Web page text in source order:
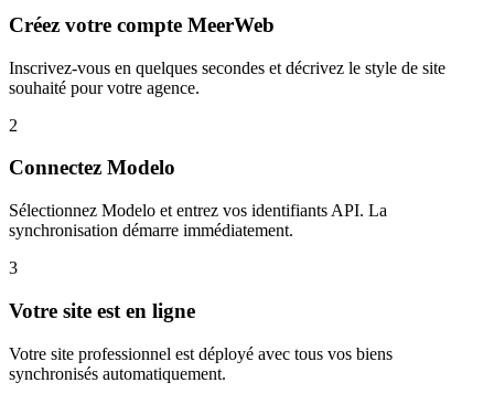
Créez votre compte MeerWeb
Inscrivez-vous en quelques secondes et décrivez le style de site
souhaité pour votre agence.
2
Connectez Modelo
Sélectionnez Modelo et entrez vos identifiants API. La
synchronisation démarre immédiatement.
3
Votre site est en ligne
Votre site professionnel est déployé avec tous vos biens
synchronisés automatiquement.